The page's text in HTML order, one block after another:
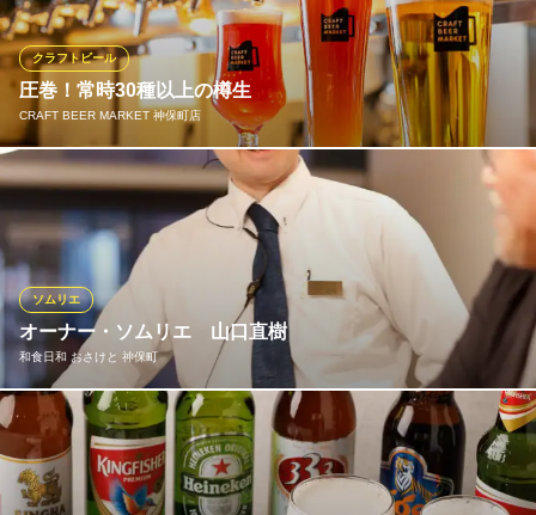
圧巻！常時30種以上の樽生
CRAFT BEER MARKET 神保町店
クラフトビール
全国から厳選したクラフトビールが常時30種以上！ IPA、ラガ
ー、フルーツビールまで、様々なスタイルが日替わりで登場しま
す。 いつ来ても新しい「一期一会」のビールと出会える、ビール
好きのための聖地です。
CRAFT BEER MARKET 神保町店
クラフトビール飲み放題
地下鉄半蔵門線神保町駅 徒歩2分
東京都千代田区神田神保町2-11-15 住友商事神保町ビル1F
オーナー・ソムリエ 山口直樹
和食日和 おさけと 神保町
ソムリエ
日本ソムリエ協会：ソムリエ、第1回SAKEDIPLOMA認定 SSI認
定：酒匠、日本酒学講師、専属テイスター、利酒師 著書「世界で
一番わかりやすい おいしいお酒の選び方」は累計9万部突破。日
本酒、その他のドリンク全てのメニューを監修、実際にお店に立